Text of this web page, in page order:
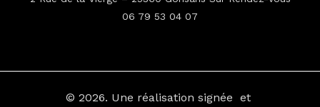
06 79 53 04 07
© 2026. Une réalisation signée et